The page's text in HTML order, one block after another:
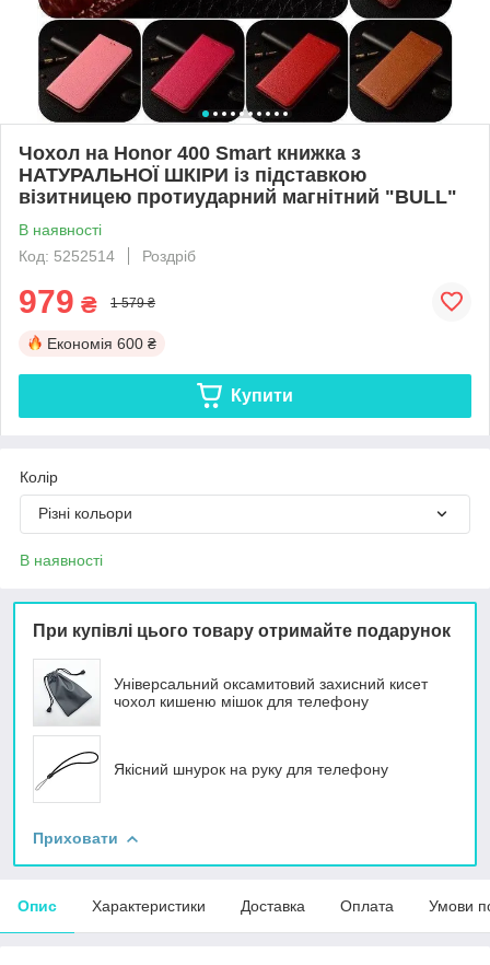
Чохол на Honor 400 Smart книжка з
НАТУРАЛЬНОЇ ШКІРИ із підставкою
візитницею протиударний магнітний "BULL"
В наявності
Код: 5252514
Роздріб
979 ₴ 1 579 ₴
Економія 600 ₴
Купити
Колір
Різні кольори
В наявності
При купівлі цього товару отримайте подарунок
Універсальний оксамитовий захисний кисет
чохол кишеню мішок для телефону
Якісний шнурок на руку для телефону
Приховати
Опис Характеристики Доставка Оплата Умови